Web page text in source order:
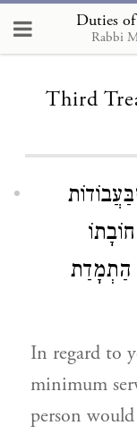
Rabbi
Third
הַתְמָדַת
In regard to
minimum
person